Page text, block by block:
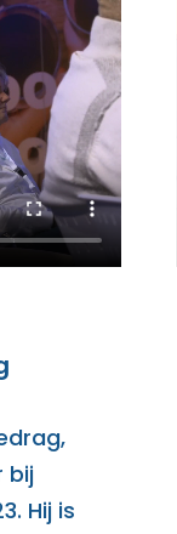
bij
Hij is